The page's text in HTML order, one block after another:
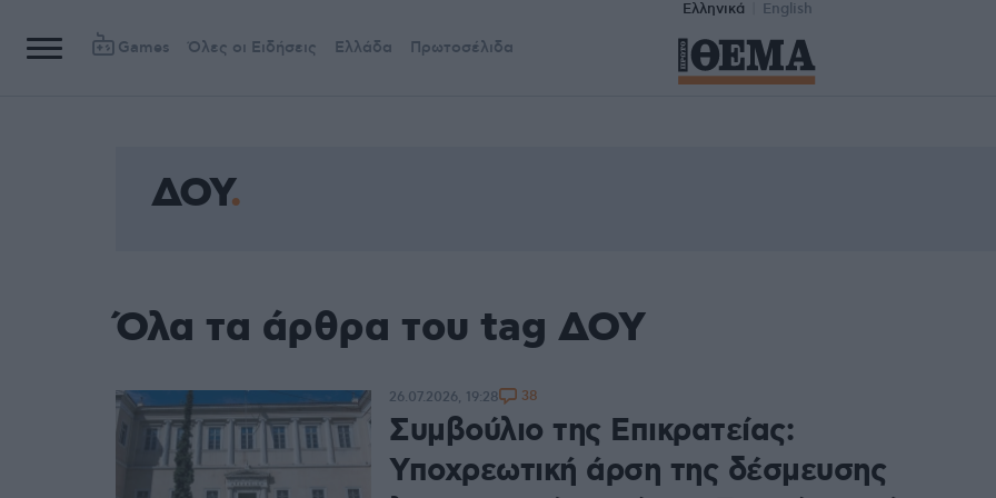
Ελληνικά English
Games Όλες οι Ειδήσεις Ελλάδα Πρωτοσέλιδα
ΔΟΥ
Όλα τα άρθρα του tag ΔΟΥ
Συμβούλιο της Επικρατείας:
Υποχρεωτική άρση της δέσμευσης
26.07.2026, 19:28 38